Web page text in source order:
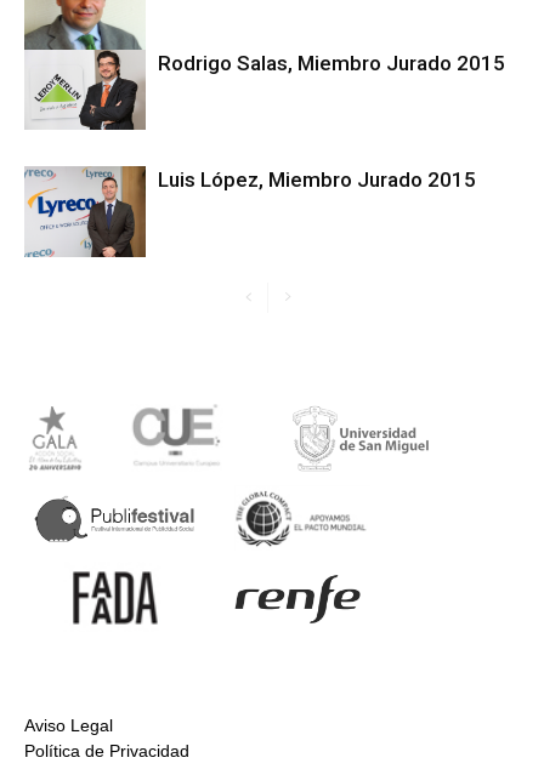
Rodrigo Salas, Miembro Jurado 2015
Luis López, Miembro Jurado 2015
Aviso Legal
Política de Privacidad